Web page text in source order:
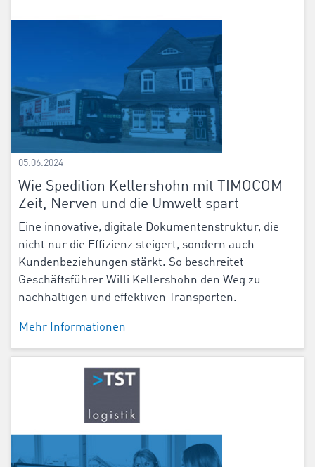
05.06.2024
Wie Spedition Kellershohn mit TIMOCOM
Zeit, Nerven und die Umwelt spart
Eine innovative, digitale Dokumentenstruktur, die
nicht nur die Effizienz steigert, sondern auch
Kundenbeziehungen stärkt. So beschreitet
Geschäftsführer Willi Kellershohn den Weg zu
nachhaltigen und effektiven Transporten.
Mehr Informationen